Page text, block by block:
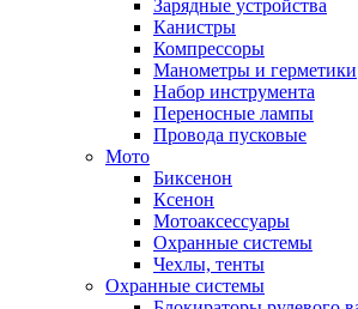
Зарядные устройства
Канистры
Компрессоры
Манометры и герметики
Набор инструмента
Переносные лампы
Провода пусковые
Мото
Биксенон
Ксенон
Мотоаксессуары
Охранные системы
Чехлы, тенты
Охранные системы